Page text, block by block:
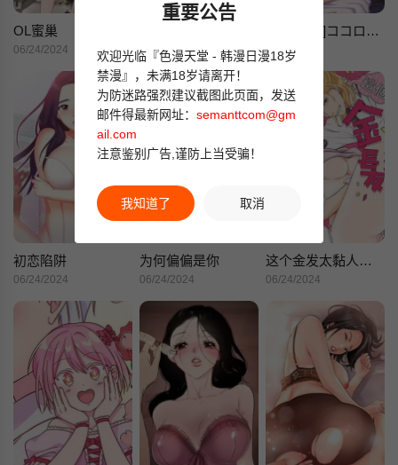
OL蜜巢
06/24/2024 06/24/2024
[鹤田文学]ココロご褒美
06/24/2024
初恋陷阱
06/24/2024
为何偏偏是你
06/24/2024
这个金发太黏人！～全身的痣都被疼爱～
06/24/2024
重要公告
欢迎光临『色漫天堂 - 韩漫日漫18岁
禁漫』，未满18岁请离开！
为防迷路强烈建议截图此页面，发送
邮件得最新网址： semanttcom@gm
ail.com
注意鉴别广告,谨防上当受骗！
我知道了 取消